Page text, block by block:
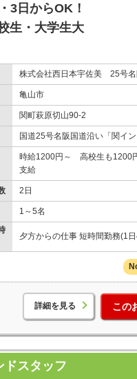
3日からOK！
生・大学生大
株式会社西日本宇佐美 25号名
亀山市
関町萩原切山90-2
国道25号名阪国道沿い「関イ
時給1200円～ 高校生も
支給
2日
1～5名
夕方からの仕事 短時間勤務(1
詳細を見る この
ドスタッフ